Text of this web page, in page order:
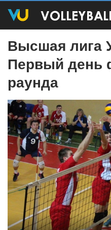
Высшая лига
Первый день
раунда